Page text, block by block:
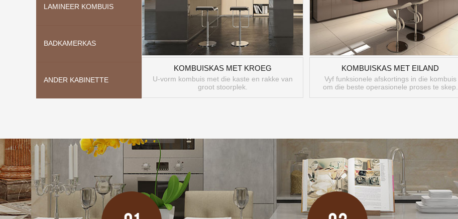
LAMINEER KOMBUIS
BADKAMERKAS
ANDER KABINETTE
KOMBUISKAS MET KROEG
U-vorm kombuis met die kaste en rakke van
groot stoorplek.
KOMBUISKAS MET EILAND
Vyf funksionele afskortings in die kombuis
om die beste operasionele proses te skep.